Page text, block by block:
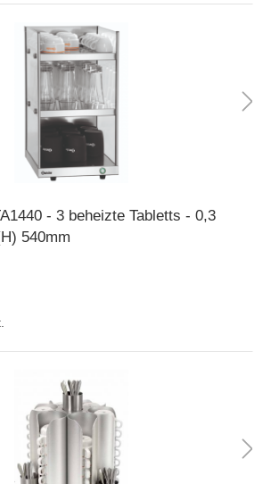
- 3 beheizte Tabletts - 0,3
540mm